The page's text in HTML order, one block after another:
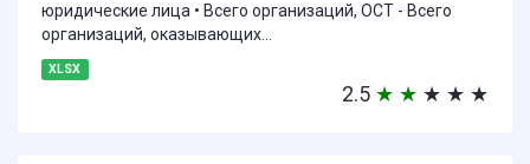
юридические лица • Всего организаций, ОСТ - Всего
организаций, оказывающих...
XLSX
2.5 ★ ★ ★ ★ ★